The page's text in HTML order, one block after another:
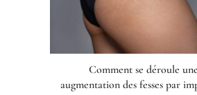
Comment se déroule une
augmentation des fesses par